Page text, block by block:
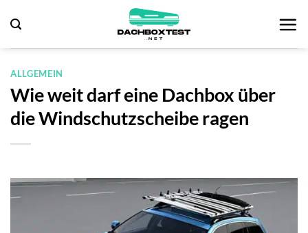
Inhalt
springen
ALLGEMEIN
Wie weit darf eine Dachbox über
die Windschutzscheibe ragen